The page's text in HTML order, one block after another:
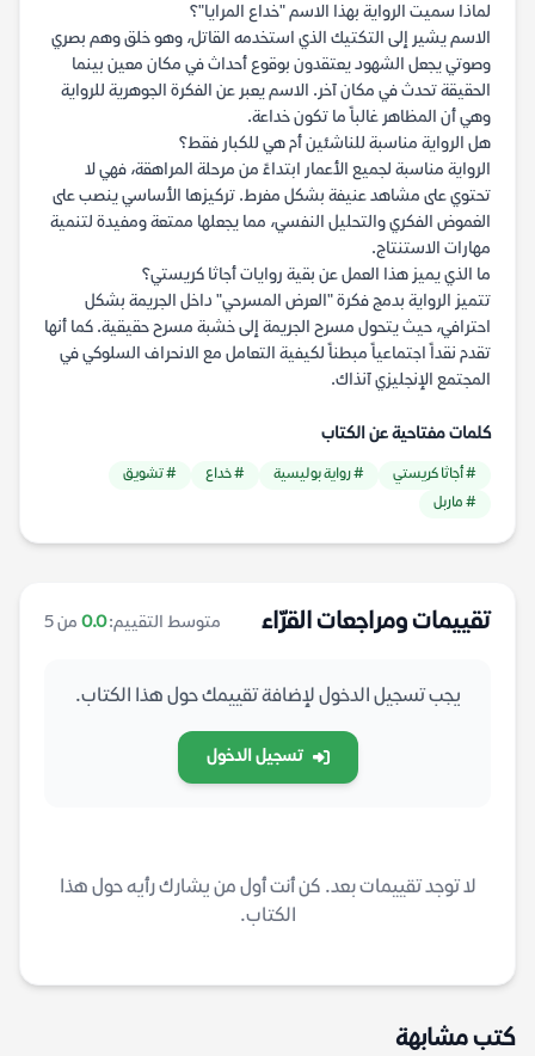
لماذا سميت الرواية بهذا الاسم "خداع المرايا"؟
الاسم يشير إلى التكتيك الذي استخدمه القاتل، وهو خلق وهم بصري
وصوتي يجعل الشهود يعتقدون بوقوع أحداث في مكان معين بينما
الحقيقة تحدث في مكان آخر. الاسم يعبر عن الفكرة الجوهرية للرواية
وهي أن المظاهر غالباً ما تكون خداعة.
هل الرواية مناسبة للناشئين أم هي للكبار فقط؟
الرواية مناسبة لجميع الأعمار ابتداءً من مرحلة المراهقة، فهي لا
تحتوي على مشاهد عنيفة بشكل مفرط. تركيزها الأساسي ينصب على
الغموض الفكري والتحليل النفسي، مما يجعلها ممتعة ومفيدة لتنمية
مهارات الاستنتاج.
ما الذي يميز هذا العمل عن بقية روايات أجاثا كريستي؟
تتميز الرواية بدمج فكرة "العرض المسرحي" داخل الجريمة بشكل
احترافي، حيث يتحول مسرح الجريمة إلى خشبة مسرح حقيقية. كما أنها
تقدم نقداً اجتماعياً مبطناً لكيفية التعامل مع الانحراف السلوكي في
المجتمع الإنجليزي آنذاك.
كلمات مفتاحية عن الكتاب
# أجاثا كريستي # رواية بوليسية # خداع
# تشويق
# ماربل
تقييمات ومراجعات القرّاء متوسط التقييم:0.0 من 5
يجب تسجيل الدخول لإضافة تقييمك حول هذا الكتاب.
تسجيل الدخول
لا توجد تقييمات بعد. كن أنت أول من يشارك رأيه حول هذا
الكتاب.
كتب مشابهة